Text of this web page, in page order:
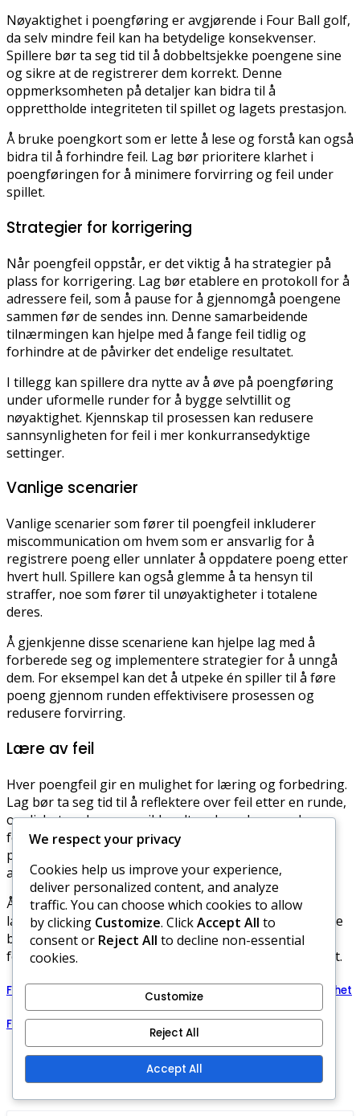
Nøyaktighet i poengføring er avgjørende i Four Ball golf,
da selv mindre feil kan ha betydelige konsekvenser.
Spillere bør ta seg tid til å dobbeltsjekke poengene sine
og sikre at de registrerer dem korrekt. Denne
oppmerksomheten på detaljer kan bidra til å
opprettholde integriteten til spillet og lagets prestasjon.
Å bruke poengkort som er lette å lese og forstå kan også
bidra til å forhindre feil. Lag bør prioritere klarhet i
poengføringen for å minimere forvirring og feil under
spillet.
Strategier for korrigering
Når poengfeil oppstår, er det viktig å ha strategier på
plass for korrigering. Lag bør etablere en protokoll for å
adressere feil, som å pause for å gjennomgå poengene
sammen før de sendes inn. Denne samarbeidende
tilnærmingen kan hjelpe med å fange feil tidlig og
forhindre at de påvirker det endelige resultatet.
I tillegg kan spillere dra nytte av å øve på poengføring
under uformelle runder for å bygge selvtillit og
nøyaktighet. Kjennskap til prosessen kan redusere
sannsynligheten for feil i mer konkurransedyktige
settinger.
Vanlige scenarier
Vanlige scenarier som fører til poengfeil inkluderer
miscommunication om hvem som er ansvarlig for å
registrere poeng eller unnlater å oppdatere poeng etter
hvert hull. Spillere kan også glemme å ta hensyn til
straffer, noe som fører til unøyaktigheter i totalene
deres.
Å gjenkjenne disse scenariene kan hjelpe lag med å
forberede seg og implementere strategier for å unngå
dem. For eksempel kan det å utpeke én spiller til å føre
poeng gjennom runden effektivisere prosessen og
redusere forvirring.
Lære av feil
Hver poengfeil gir en mulighet for læring og forbedring.
Lag bør ta seg tid til å reflektere over feil etter en runde,
og diskutere hva som gikk galt og hvordan man kan
forhindre lignende problemer i fremtiden. Denne
praksisen kan fremme en kultur for vekst og
ansvarlighet innen laget.
Å oppmuntre til åpen dialog om feil kan også styrke
lagdynamikken, ettersom spillere føler seg støttet i sine
bestrebelser på å forbedre seg. Ved å lære av tidligere
feil kan lag forbedre prestasjonen og gleden ved spillet.
Fireball Golf Innvirkning av Handikap, Justeringer, Rettferdighet
Fire Ball Golf: Kampavbrudd, Værforhold, Gjenoppta spill
Comments
We respect your privacy
Cookies help us improve your experience,
deliver personalized content, and analyze
traffic. You can choose which cookies to allow
by clicking Customize. ClickAccept All to
consent or Reject All to decline non-essential
cookies.
Customize
Reject All
Accept All